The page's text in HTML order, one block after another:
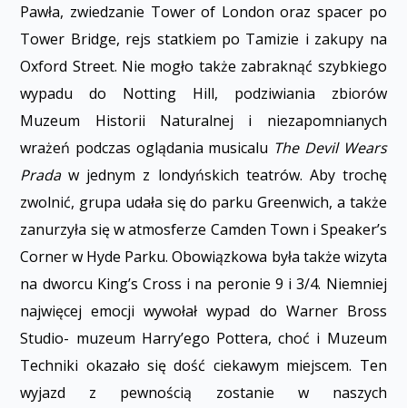
Pawła, zwiedzanie Tower of London oraz spacer po
Tower Bridge, rejs statkiem po Tamizie i zakupy na
Oxford Street. Nie mogło także zabraknąć szybkiego
wypadu do Notting Hill, podziwiania zbiorów
Muzeum Historii Naturalnej i niezapomnianych
wrażeń podczas oglądania musicalu The Devil Wears
Pradaw jednym z londyńskich teatrów. Aby trochę
zwolnić, grupa udała się do parku Greenwich, a także
zanurzyła się w atmosferze Camden Town i Speaker’s
Corner w Hyde Parku. Obowiązkowa była także wizyta
na dworcu King’s Cross i na peronie 9 i 3/4. Niemniej
najwięcej emocji wywołał wypad do Warner Bross
Studio- muzeum Harry’ego Pottera, choć i Muzeum
Techniki okazało się dość ciekawym miejscem. Ten
wyjazd z pewnością zostanie w naszych